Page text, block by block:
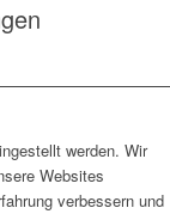
werden. Wir
Websites
verbessern und